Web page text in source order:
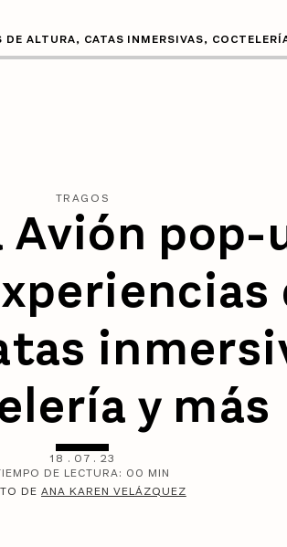
ALTURA, CATAS INMERSIVAS,
TRAGOS
Avión pop-
y más
18 . 07 . 23
DE LECTURA: 00 MIN
DE ANA KAREN VELÁZQUEZ